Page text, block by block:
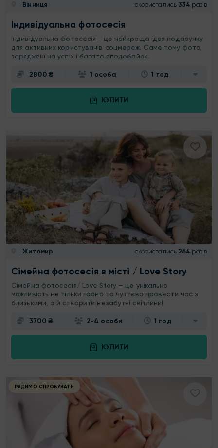
Вінниця скористались 334 разів
Індивідуальна фотосесія
Індивідуальна фотосесія - це найкраща ідея подарунку
для активних користувачів соцмереж. Саме тому фото,
заряджені на успіх і багато вподобайок.
2800 ₴ 1 особа 1 год
КУПИТИ
Житомир скористались 264 разів
Сімейна фотосесія в місті / Love Story
Сімейна фотосесія/ Love Story — це унікальна
можливість не тільки гарно та чуттєво провести час з
близькими, а й створити незабутні світлини!
3700 ₴ 2-4 особи 1 год
КУПИТИ
РАДИМО СПРОБУВАТИ